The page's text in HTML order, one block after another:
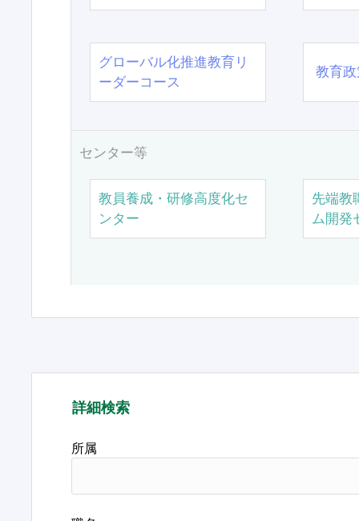
グローバル化推進教育リ
ーダーコース
教育
センター等
教員養成・研修高度化セ
ンター
先端教
ム開発
詳細検索
所属